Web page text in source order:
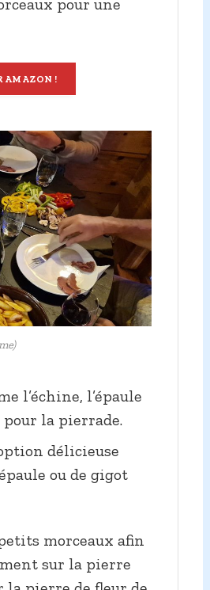
pour une
AMAZON !
l’échine, l’épaule
la pierrade.
délicieuse
ou de gigot
morceaux afin
sur la pierre